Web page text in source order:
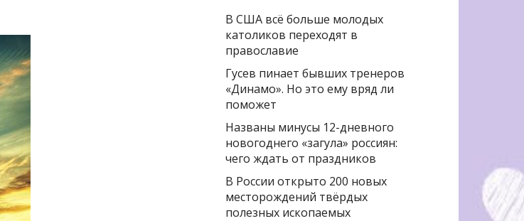
В США всё больше молодых
католиков переходят в
православие
Гусев пинает бывших тренеров
«Динамо». Но это ему вряд ли
поможет
Названы минусы 12-дневного
новогоднего «загула» россиян:
чего ждать от праздников
В России открыто 200 новых
месторождений твёрдых
полезных ископаемых